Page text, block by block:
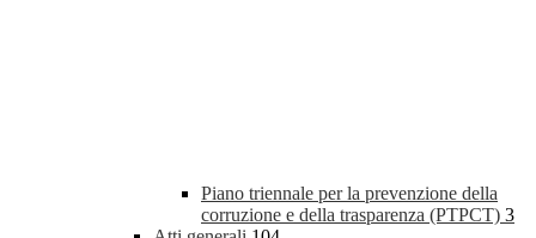
Piano triennale per la prevenzione della
corruzione e della trasparenza (PTPCT) 3